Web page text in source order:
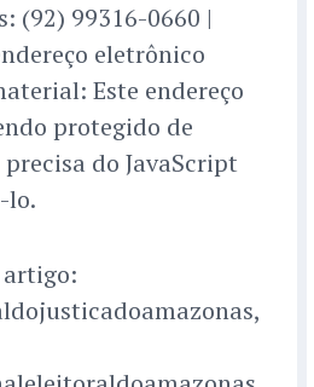
(92) 99316-0660 |
eletrônico
Este endereço
protegido de
do JavaScript
lo.
artigo: